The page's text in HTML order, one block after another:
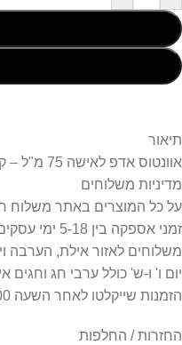
תיאור
אוונטוס אדפ לאישה 75 מ"ל – קריד
מדיניות משלוחים
על כל המוצרים באתר משלוח
זמני אספקה בין 5-18 ימי עסקים כולל זמן הקליטה והטיפול של ההזמנה.
משלוחים לאזור אילת, הערבה ויהודה ושומרון יסופקו בין 8
יום ו' ו-ש' כולל ערבי חג וחגים
הזמנות שייקלטו לאחר השעה 13:00 ביום חמישי ייקלטו ביום ראשון
החזרות / החלפות